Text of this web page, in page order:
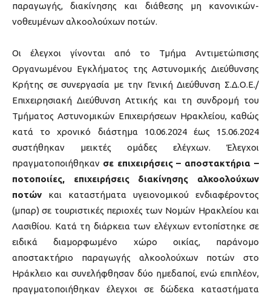
παραγωγής, διακίνησης και διάθεσης μη κανονικών-
νοθευμένων αλκοολούχων ποτών.
Οι έλεγχοι γίνονται από το Τμήμα Αντιμετώπισης
Οργανωμένου Εγκλήματος της Αστυνομικής Διεύθυνσης
Κρήτης σε συνεργασία με την Γενική Διεύθυνση Σ.Δ.Ο.Ε./
Επιχειρησιακή Διεύθυνση Αττικής και τη συνδρομή του
Τμήματος Αστυνομικών Επιχειρήσεων Ηρακλείου, καθώς
κατά το χρονικό διάστημα 10.06.2024 έως 15.06.2024
συστήθηκαν μεικτές ομάδες ελέγχων. Έλεγχοι
πραγματοποιήθηκαν σε επιχειρήσεις – αποστακτήρια –
ποτοποιίες, επιχειρήσεις διακίνησης αλκοολούχων
ποτών και καταστήματα υγειονομικού ενδιαφέροντος
(μπαρ) σε τουριστικές περιοχές των Νομών Ηρακλείου και
Λασιθίου. Κατά τη διάρκεια των ελέγχων εντοπίστηκε σε
ειδικά διαμορφωμένο χώρο οικίας, παράνομο
αποστακτήριο παραγωγής αλκοολούχων ποτών στο
Ηράκλειο και συνελήφθησαν δύο ημεδαποί, ενώ επιπλέον,
πραγματοποιήθηκαν έλεγχοι σε δώδεκα καταστήματα